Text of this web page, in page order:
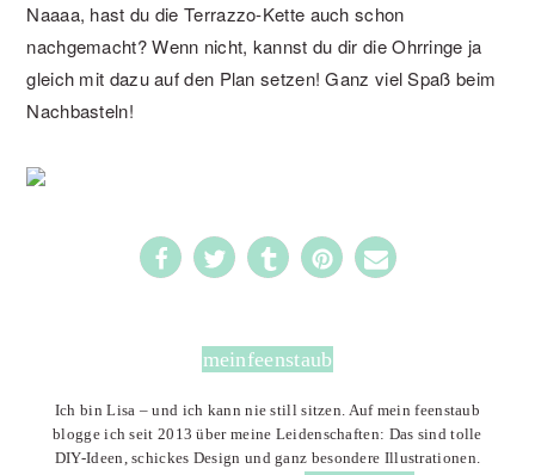
Naaaa, hast du die Terrazzo-Kette auch schon
nachgemacht? Wenn nicht, kannst du dir die Ohrringe ja
gleich mit dazu auf den Plan setzen! Ganz viel Spaß beim
Nachbasteln!
1102
meinfeenstaub
Ich bin Lisa – und ich kann nie still sitzen. Auf mein feenstaub
blogge ich seit 2013 über meine Leidenschaften: Das sind tolle
DIY-Ideen, schickes Design und ganz besondere Illustrationen.